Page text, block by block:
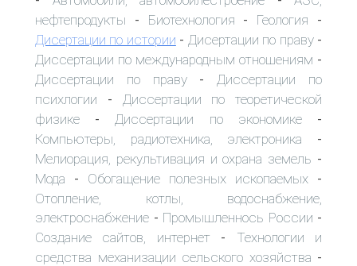
нефтепродукты - Биотехнология - Геология -
Дисертации по истории - Дисертации по праву-
Диссертации по международным отношениям -
Диссертации по праву- Диссертации по
психлогии - Диссертации по теоретической
физике - Диссертации по экономике-
Компьютеры, радиотехника, электроника -
Мелиорация, рекультивация и охрана земель -
Мода - Обогащение полезных ископаемых -
Отопление, котлы, водоснабжение,
электроснабжение - Промышленнось России -
Создание сайтов, интернет - Технологии и
средства механизации сельского хозяйства -